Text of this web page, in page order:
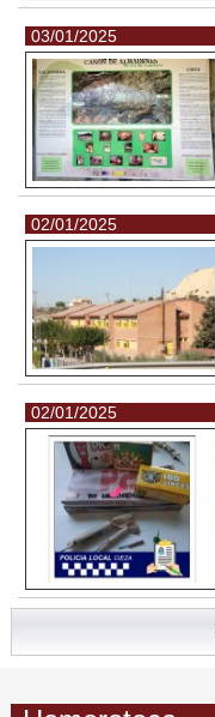
03/01/2025
02/01/2025
02/01/2025